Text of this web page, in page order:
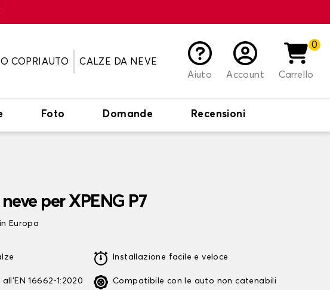
COPRIAUTO
CALZE DA NEVE
Aiuto
Account
0
Carrello
Foto Domande Recensioni
per XPENG P7
Europa
16662-1:2020
Installazione facile e veloce
Compatibile con le auto non catenabili